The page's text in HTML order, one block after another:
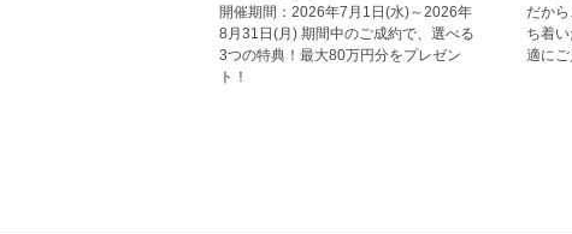
越しいただいた方にはAmazonギフ
ードをプレゼント！ その他にも、
予約をしていただくことで受けら
メリットがあり、断然おすすめで
現地見学会の一覧です。 ぜひお気軽に
お越しくださいませ。